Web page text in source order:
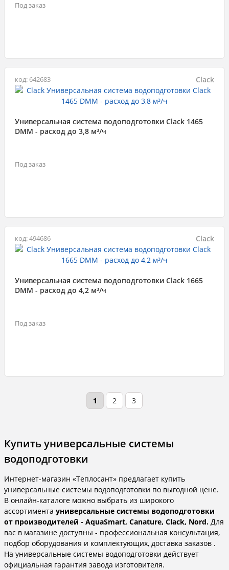
Под заказ
код: 642683 Clack
Универсальная система водоподготовки Clack 1465
DMM - расход до 3,8 м³/ч
Под заказ
код: 494686 Clack
Универсальная система водоподготовки Clack 1665
DMM - расход до 4,2 м³/ч
Под заказ
1 2 3
Купить универсальные системы
водоподготовки
Интернет-магазин «Теплосант» предлагает купить
универсальные системы водоподготовки по выгодной цене.
В онлайн-каталоге можно выбрать из широкого
ассортимента универсальные системы водоподготовки
от производителей - AquaSmart, Canature, Clack, Nord. Для
вас в магазине доступны - профессиональная консультация,
подбор оборудования и комплектующих, доставка заказов .
На универсальные системы водоподготовки действует
официальная гарантия завода изготовителя.